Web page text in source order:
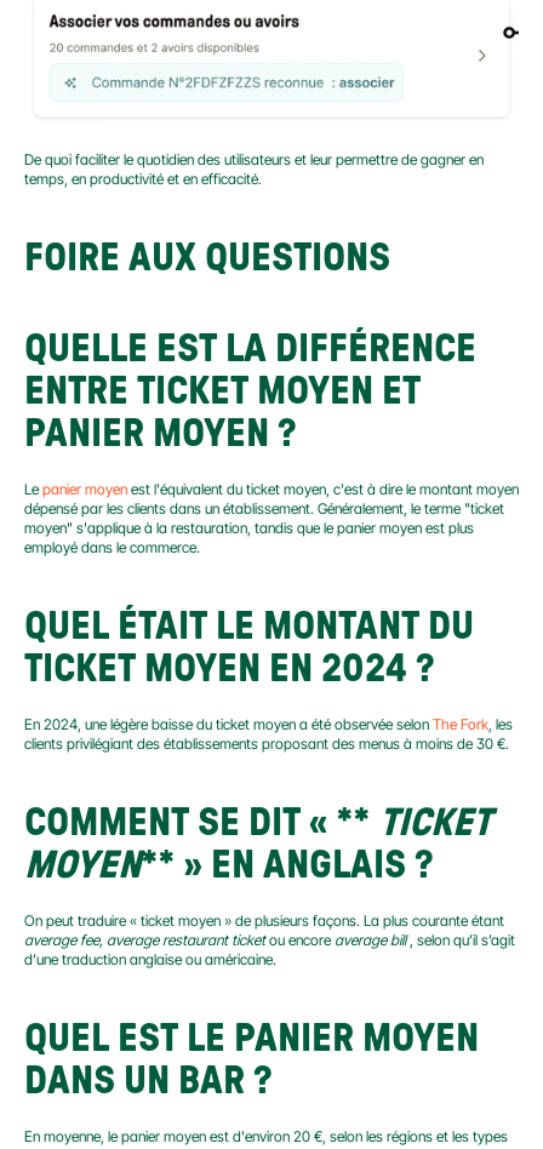
De quoi faciliter le quotidien des utilisateurs et leur permettre de gagner en
temps, en productivité et en efficacité.
FOIRE AUX QUESTIONS
QUELLE EST LA DIFFÉRENCE
ENTRE TICKET MOYEN ET
PANIER MOYEN ?
Le panier moyen est l'équivalent du ticket moyen, c'est à dire le montant moyen
dépensé par les clients dans un établissement. Généralement, le terme "ticket
moyen" s'applique à la restauration, tandis que le panier moyen est plus
employé dans le commerce.
QUEL ÉTAIT LE MONTANT DU
TICKET MOYEN EN 2024 ?
En 2024, une légère baisse du ticket moyen a été observée selon The Fork, les
clients privilégiant des établissements proposant des menus à moins de 30 €.
COMMENT SE DIT « ** TICKET
MOYEN** » EN ANGLAIS ?
average fee, average restaurant ticket ou encore average bill , selon qu’il s’agit
d’une traduction anglaise ou américaine.
QUEL EST LE PANIER MOYEN
DANS UN BAR ?
En moyenne, le panier moyen est d'environ 20 €, selon les régions et les types